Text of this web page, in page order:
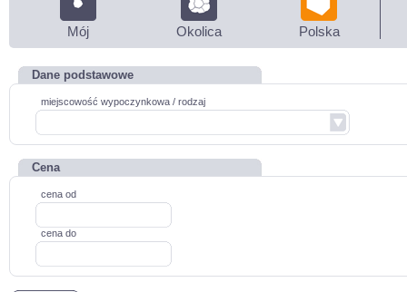
Mój Okolica Polska
Dane podstawowe
miejscowość wypoczynkowa / rodzaj
Cena
cena od
cena do